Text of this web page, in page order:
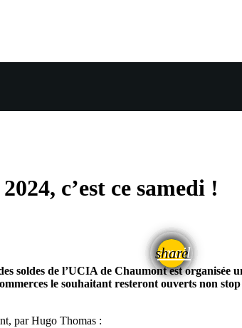
c’est ce samedi !
share
email
soldes de l’UCIA de Chaumont est
le souhaitant resteront ouverts non
par Hugo Thomas :